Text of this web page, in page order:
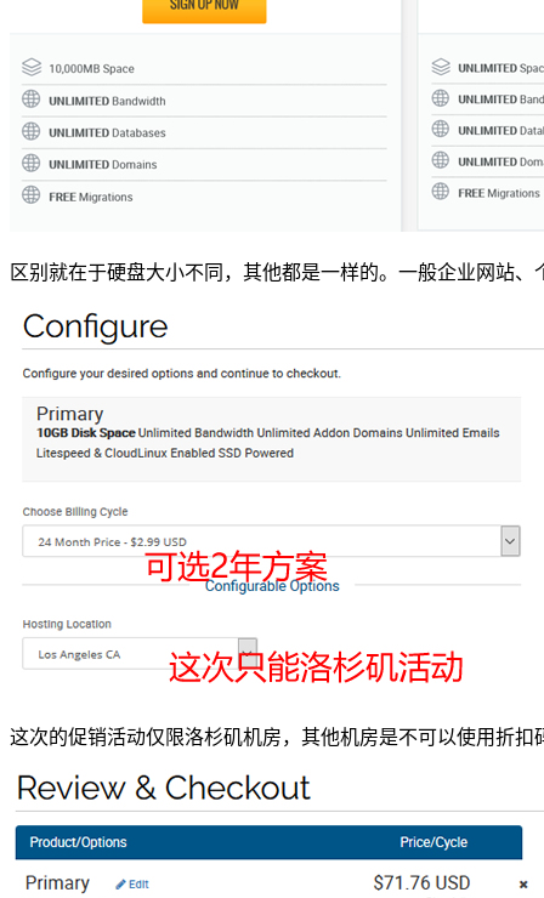
区别就在于硬盘大小不同，其他都是一样的。一般企业网站
这次的促销活动仅限洛杉矶机房，其他机房是不可以使用折扣